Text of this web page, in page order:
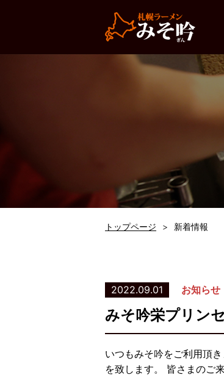
トップページ 新着情報
2022.09.01 お知らせ
みそ吟栄プリン
いつもみそ吟をご利用頂
を致します。 皆さまのご